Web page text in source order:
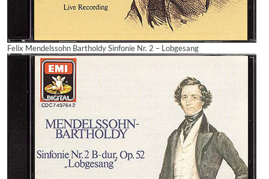
Felix Mendelssohn Bartholdy Sinfonie Nr. 2 – Lobgesang